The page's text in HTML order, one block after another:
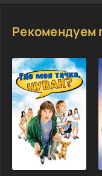
Рекомендуем